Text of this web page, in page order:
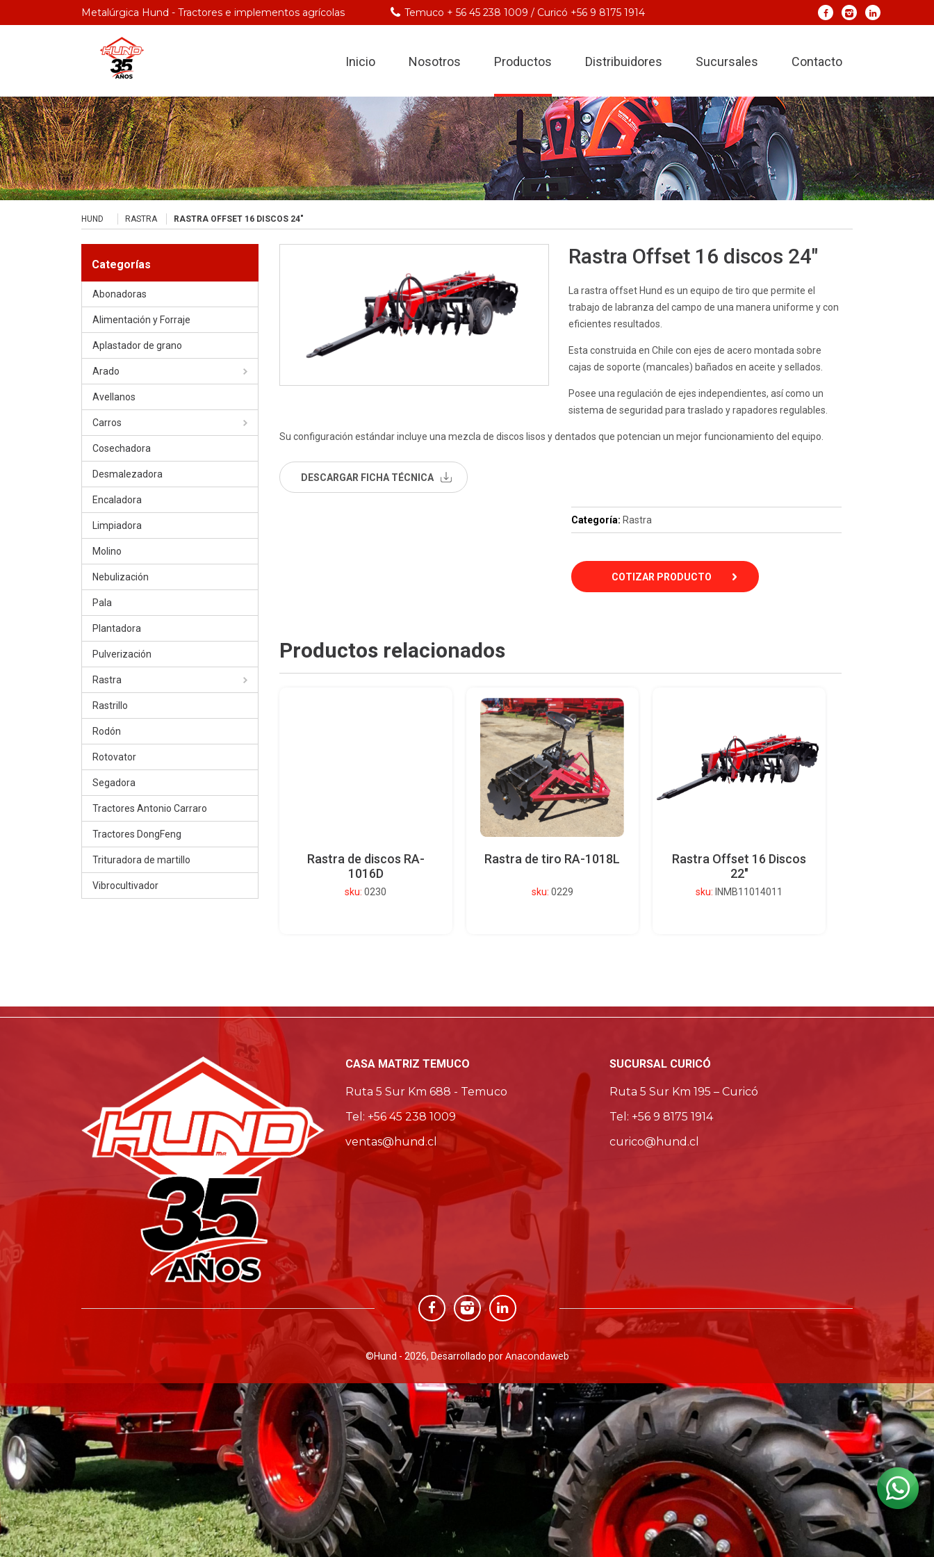
Metalúrgica Hund - Tractores e implementos agrícolas Temuco + 56 45 238 1009 / Curicó +56 9 8175 1914
Inicio Nosotros Productos Distribuidores Sucursales Contacto
HUND RASTRA RASTRA OFFSET 16 DISCOS 24″
Categorías
Abonadoras
Alimentación y Forraje
Aplastador de grano
Arado
Avellanos
Carros
Cosechadora
Desmalezadora
Encaladora
Limpiadora
Molino
Nebulización
Pala
Plantadora
Pulverización
Rastra
Rastrillo
Rodón
Rotovator
Segadora
Tractores Antonio Carraro
Tractores DongFeng
Trituradora de martillo
Vibrocultivador
Rastra Offset 16 discos 24″
La rastra offset Hund es un equipo de tiro que permite el
trabajo de labranza del campo de una manera uniforme y con
eficientes resultados.
Esta construida en Chile con ejes de acero montada sobre
cajas de soporte (mancales) bañados en aceite y sellados.
Posee una regulación de ejes independientes, así como un
sistema de seguridad para traslado y rapadores regulables.
Su configuración estándar incluye una mezcla de discos lisos y dentados que potencian un mejor funcionamiento del equipo.
DESCARGAR FICHA TÉCNICA
Categoría: Rastra
COTIZAR PRODUCTO
Productos relacionados
Rastra de discos RA-
1016D
sku: 0230
Rastra de tiro RA-1018L
sku: 0229
Rastra Offset 16 Discos
22″
sku: INMB11014011
CASA MATRIZ TEMUCO
Ruta 5 Sur Km 688 - Temuco
Tel: +56 45 238 1009
ventas@hund.cl
SUCURSAL CURICÓ
Ruta 5 Sur Km 195 – Curicó
Tel: +56 9 8175 1914
curico@hund.cl
©Hund - 2026, Desarrollado por Anacondaweb